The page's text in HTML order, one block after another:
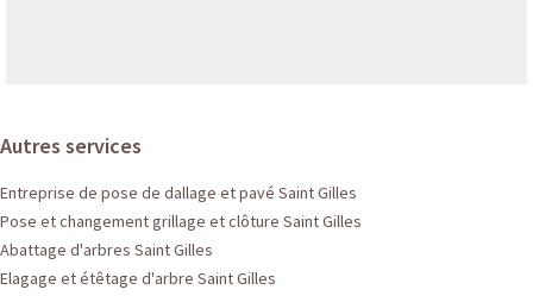
Autres services
Entreprise de pose de dallage et pavé Saint Gilles
Pose et changement grillage et clôture Saint Gilles
Abattage d'arbres Saint Gilles
Elagage et étêtage d'arbre Saint Gilles